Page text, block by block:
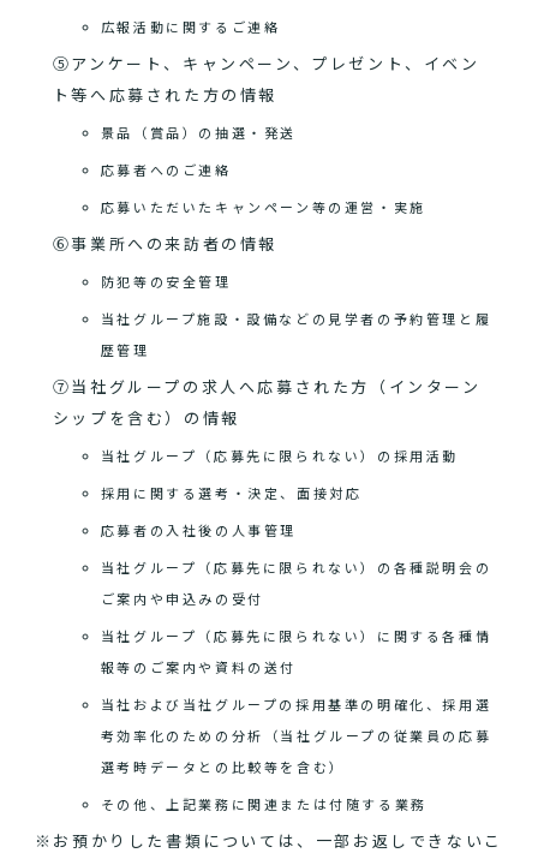
広報活動に関するご連絡
⑤アンケート、キャンペーン、プレゼント、イベン
ト等へ応募された方の情報
景品（賞品）の抽選・発送
応募者へのご連絡
応募いただいたキャンペーン等の運営・実施
⑥事業所への来訪者の情報
防犯等の安全管理
当社グループ施設・設備などの見学者の予約管理と履
歴管理
⑦当社グループの求人へ応募された方（インターン
シップを含む）の情報
当社グループ（応募先に限られない）の採用活動
採用に関する選考・決定、面接対応
応募者の入社後の人事管理
当社グループ（応募先に限られない）の各種説明会の
ご案内や申込みの受付
当社グループ（応募先に限られない）に関する各種情
報等のご案内や資料の送付
当社および当社グループの採用基準の明確化、採用選
考効率化のための分析（当社グループの従業員の応募
選考時データとの比較等を含む）
その他、上記業務に関連または付随する業務
※お預かりした書類については、一部お返しできないこ